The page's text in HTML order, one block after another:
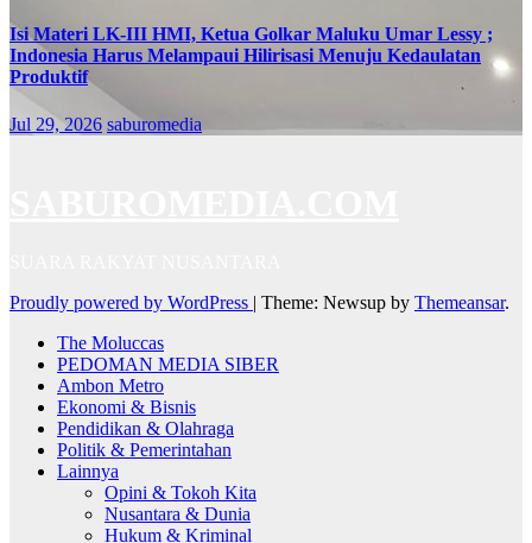
Isi Materi LK-III HMI, Ketua Golkar Maluku Umar Lessy ;
Indonesia Harus Melampaui Hilirisasi Menuju Kedaulatan
Produktif
Jul 29, 2026 saburomedia
Proudly powered by WordPress | Theme: Newsup by Themeansar.
The Moluccas
PEDOMAN MEDIA SIBER
Ambon Metro
Ekonomi & Bisnis
Pendidikan & Olahraga
Politik & Pemerintahan
Lainnya
Opini & Tokoh Kita
Nusantara & Dunia
Hukum & Kriminal